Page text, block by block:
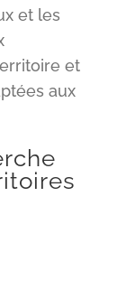
et les
et
aux